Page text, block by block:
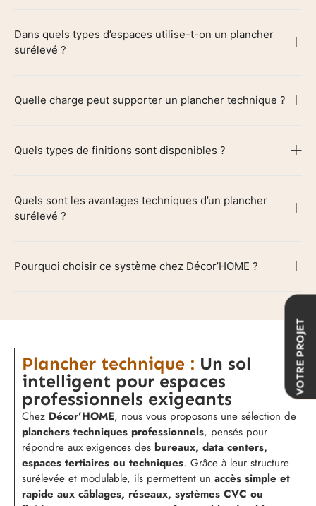
VOTRE PROJET
Dans quels types d’espaces utilise-t-on un plancher
surélevé ?
Quelle charge peut supporter un plancher technique ?
Quels types de finitions sont disponibles ?
Quels sont les avantages techniques d’un plancher
surélevé ?
Pourquoi choisir ce système chez Décor’HOME ?
Plancher technique : Un sol
intelligent pour espaces
professionnels exigeants
Chez Décor’HOME, nous vous proposons une sélection de
planchers techniques professionnels, pensés pour
répondre aux exigences des bureaux, data centers,
espaces tertiaires ou techniques. Grâce à leur structure
surélevée et modulable, ils permettent un accès simple et
rapide aux câblages, réseaux, systèmes CVC ou